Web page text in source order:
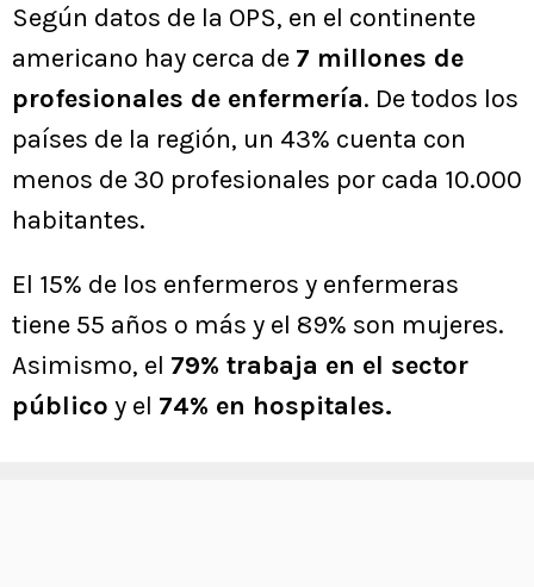
Según datos de la OPS, en el continente
americano hay cerca de 7 millones de
profesionales de enfermería. De todos los
países de la región, un 43% cuenta con
menos de 30 profesionales por cada 10.000
habitantes.
El 15% de los enfermeros y enfermeras
tiene 55 años o más y el 89% son mujeres.
Asimismo, el 79% trabaja en el sector
público y el 74% en hospitales.